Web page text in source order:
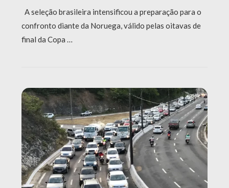
A seleção brasileira intensificou a preparação para o
confronto diante da Noruega, válido pelas oitavas de
final da Copa …